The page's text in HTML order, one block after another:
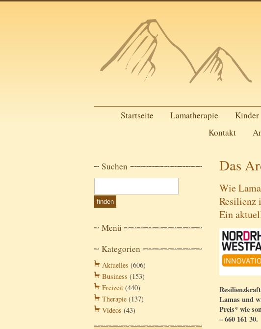
Startseite Lamatherapie Kinder
Kontakt
Suchen
Menü
Kategorien
Aktuelles (606)
Business (153)
Freizeit (440)
Therapie (137)
Videos (43)
Das
Wie
Resilienz
Ein
Lamas und
Preis* wie
– 660 161 30.